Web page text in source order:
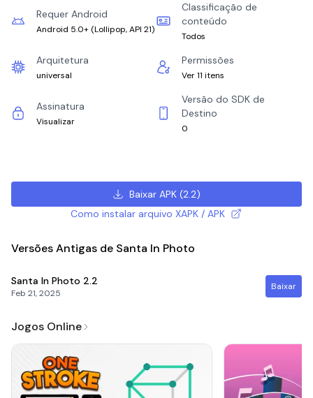
Requer Android
Android 5.0+ (Lollipop, API 21)
Classificação de
conteúdo
Todos
Arquitetura
universal
Permissões
Ver 11 itens
Assinatura
Visualizar
Versão do SDK de
Destino
0
Baixar APK(2.2)
Como instalar arquivo XAPK / APK
Versões Antigas de Santa In Photo
Santa In Photo 2.2
Feb 21, 2025
Baixar
Jogos Online